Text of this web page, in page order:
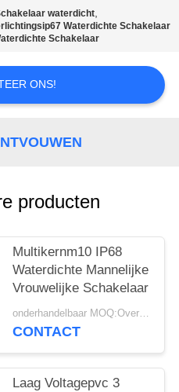
waterdicht,
Waterdichte Schakelaar
Schakelaar
ONS!
producten
Multikernm10 IP68
Waterdichte Mannelijke
Vrouwelijke Schakelaar
onderhandelbaar MOQ:Overeen te komen
CONTACT
Laag Voltagepvc 3